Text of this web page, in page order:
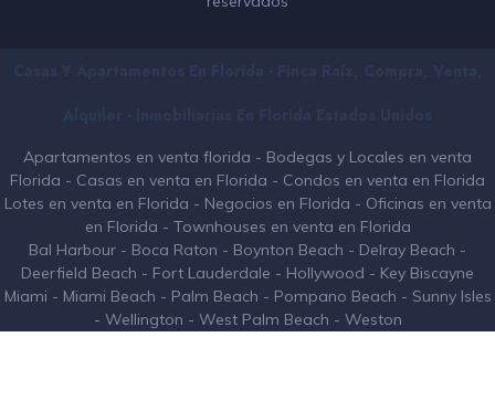
Apartamentos en venta florida - Bodegas y Locales en venta
Florida - Casas en venta en Florida - Condos en venta en Florida
Lotes en venta en Florida - Negocios en Florida - Oficinas en venta
en Florida - Townhouses en venta en Florida
Bal Harbour - Boca Raton - Boynton Beach - Delray Beach -
Deerfield Beach - Fort Lauderdale - Hollywood - Key Biscayne
Miami - Miami Beach - Palm Beach - Pompano Beach - Sunny Isles
- Wellington - West Palm Beach - Weston